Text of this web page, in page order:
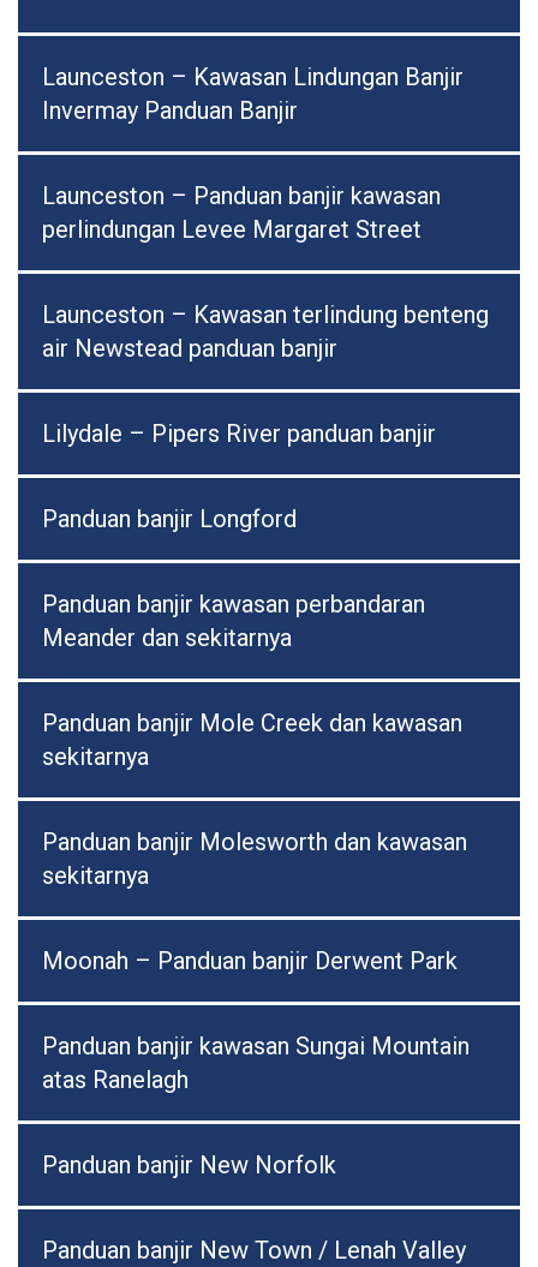
Launceston – Kawasan Lindungan Banjir
Invermay Panduan Banjir
Launceston – Panduan banjir kawasan
perlindungan Levee Margaret Street
Launceston – Kawasan terlindung benteng
air Newstead panduan banjir
Lilydale – Pipers River panduan banjir
Panduan banjir Longford
Panduan banjir kawasan perbandaran
Meander dan sekitarnya
Panduan banjir Mole Creek dan kawasan
sekitarnya
Panduan banjir Molesworth dan kawasan
sekitarnya
Moonah – Panduan banjir Derwent Park
Panduan banjir kawasan Sungai Mountain
atas Ranelagh
Panduan banjir New Norfolk
Panduan banjir New Town / Lenah Valley